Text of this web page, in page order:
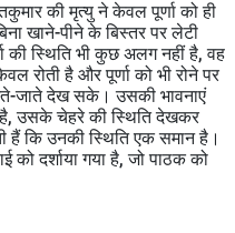
की मृत्यु ने केवल पूर्णा को ही
खाने-पीने के बिस्तर पर लेटी
की स्थिति भी कुछ अलग नहीं है, वह
रोती है और पूर्णा को भी रोने पर
जाते देख सके। उसकी भावनाएं
उसके चेहरे की स्थिति देखकर
हैं कि उनकी स्थिति एक समान है।
दर्शाया गया है, जो पाठक को